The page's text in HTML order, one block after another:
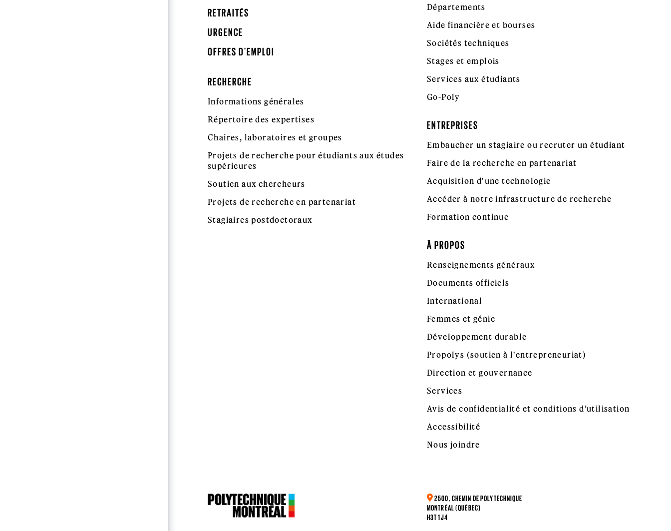
RETRAITÉS
URGENCE
OFFRES D'EMPLOI
Départements
Aide financière et bourses
Sociétés techniques
Stages et emplois
Services aux étudiants
Go-Poly
RECHERCHE
Informations générales
Répertoire des expertises
Chaires, laboratoires et groupes
Projets de recherche pour étudiants aux études
supérieures
Soutien aux chercheurs
Projets de recherche en partenariat
Stagiaires postdoctoraux
ENTREPRISES
Embaucher un stagiaire ou recruter un étudiant
Faire de la recherche en partenariat
Acquisition d'une technologie
Accéder à notre infrastructure de recherche
Formation continue
À PROPOS
Renseignements généraux
Documents officiels
International
Femmes et génie
Développement durable
Propolys (soutien à l'entrepreneuriat)
Direction et gouvernance
Services
Avis de confidentialité et conditions d’utilisation
Accessibilité
Nous joindre
2500, CHEMIN DE POLYTECHNIQUE
MONTRÉAL (QUÉBEC)
H3T 1J4